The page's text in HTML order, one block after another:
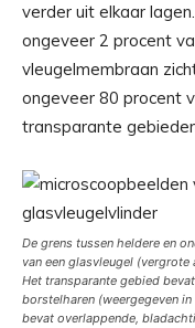
verder uit elkaar
ongeveer 2 procent
vleugelmembraan
ongeveer 80 procent
transparante
De grens tussen heldere en
van een glasvleugel
Het transparante gebied
borstelharen (weergegeven
bevat overlappende,